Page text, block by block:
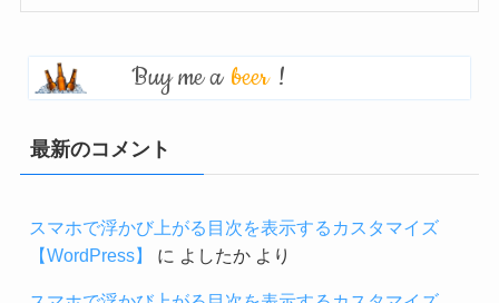
Buy me a beer !
最新のコメント
スマホで浮かび上がる目次を表示するカスタマイズ
【WordPress】
に よしたかより